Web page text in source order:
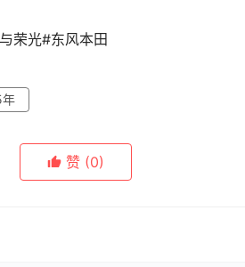
荣光#东风本田
年
赞 (0)